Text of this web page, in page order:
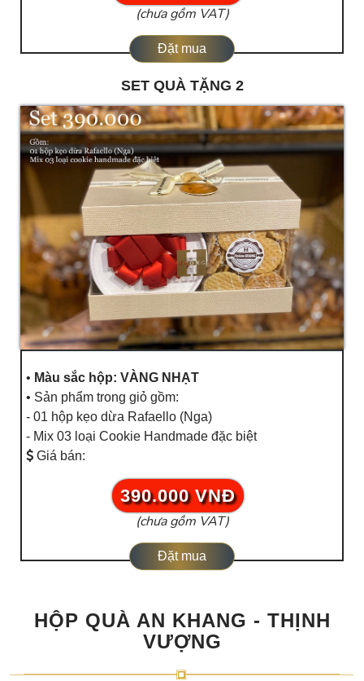
(chưa gồm VAT)
Đặt mua
SET QUÀ TẶNG 2
• Màu sắc hộp: VÀNG NHẠT
• Sản phẩm trong giỏ gồm:
- 01 hộp kẹo dừa Rafaello (Nga)
- Mix 03 loại Cookie Handmade đặc biệt
Giá bán:
390.000 VNĐ
(chưa gồm VAT)
Đặt mua
HỘP QUÀ AN KHANG - THỊNH
VƯỢNG